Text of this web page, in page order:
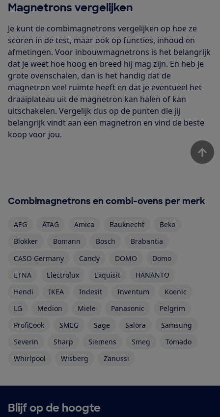
Magnetrons vergelijken
Je kunt de combimagnetrons vergelijken op hoe ze
scoren in de test, maar ook op functies, inhoud en
afmetingen. Voor inbouwmagnetrons is het belangrijk
dat je weet hoe hoog en breed hij mag zijn. En heb je
grote ovenschalen, dan is het handig dat de
magnetron veel ruimte heeft en dat je eventueel het
draaiplateau uit de magnetron kan halen of kan
uitschakelen. Vergelijk dus op de punten die jij
belangrijk vindt aan een magnetron en vind de beste
koop voor jou.
Combimagnetrons en combi-ovens per merk
AEG ATAG Amica Bauknecht
Beko
Blokker
Bomann Bosch
Brabantia
CASO Germany
Candy DOMO
Domo
ETNA
Electrolux Exquisit
HANANTO
Hendi
IKEA Indesit Inventum
Koenic
LG
Medion Miele Panasonic
Pelgrim
ProfiCook
SMEG Sage Salora
Samsung
Severin
Sharp Siemens Smeg
Tomado
Whirlpool
Wisberg Zanussi
Blijf op de hoogte